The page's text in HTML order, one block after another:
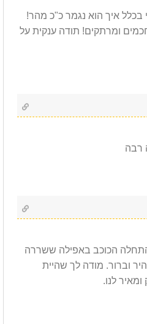
איך הוא נגמר כ"כ מהר!
ומרתקים! תודה ענקית על
רבה
הכוכב באפילה ששררה
וברור. מודה לך שהיית
לנו.